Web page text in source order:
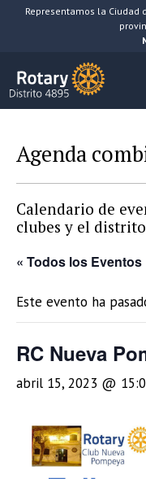
SaltarRepresentamos la Ciudad
Agenda
Calendario de
clubes y el
« Todos los Eventos
Este evento ha
RC Nueva
abril 15, 2023 @